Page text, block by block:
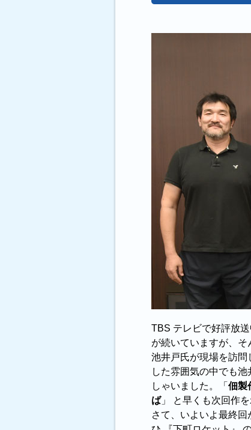
TBS テレビで好評放
が続いていますが、そ
池井戸氏が現場を訪
した雰囲気の中でも
しゃいました。「 佃製
ば」 と早くも次回作
さて、いよいよ最終回